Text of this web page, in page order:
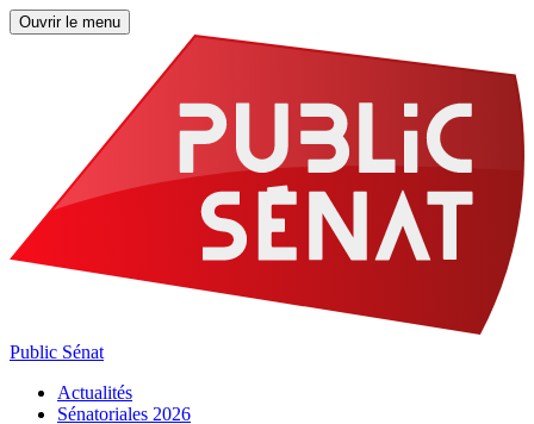
Ouvrir le menu
Public Sénat
Actualités
Sénatoriales 2026